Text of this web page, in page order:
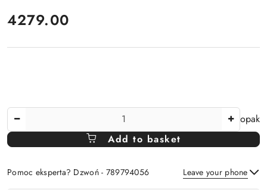
price:
4279.00
Of
opak
Add to basket
Pomoc eksperta? Dzwoń - 789794056 Leave your phone